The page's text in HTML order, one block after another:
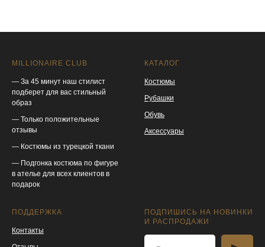
MILLIONAIRE CLUB
— За 45 минут наш стилист
подберет для вас стильный
образ
— Только положительные
отзывы
— Костюмы из турецкой ткани
— Подгонка костюма по фигуре
в ателье для всех клиентов в
подарок
КАТАЛОГ
Костюмы
Рубашки
Обувь
Аксессуары
ПОДДЕРЖКА
Контакты
ПОДПИШИСЬ НА НОВИНКИ
И РАСПРОДАЖИ